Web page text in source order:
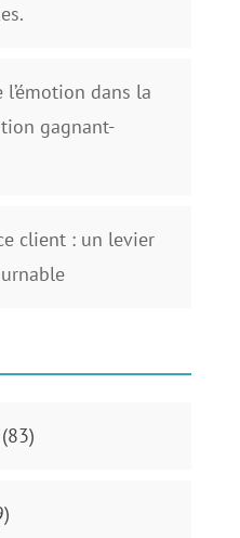
dans la
gagnant-
client : un levier